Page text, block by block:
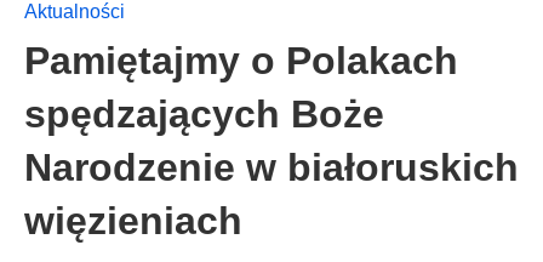
Aktualności
Pamiętajmy o Polakach
spędzających Boże
Narodzenie w białoruskich
więzieniach